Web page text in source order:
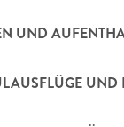
UND
UND